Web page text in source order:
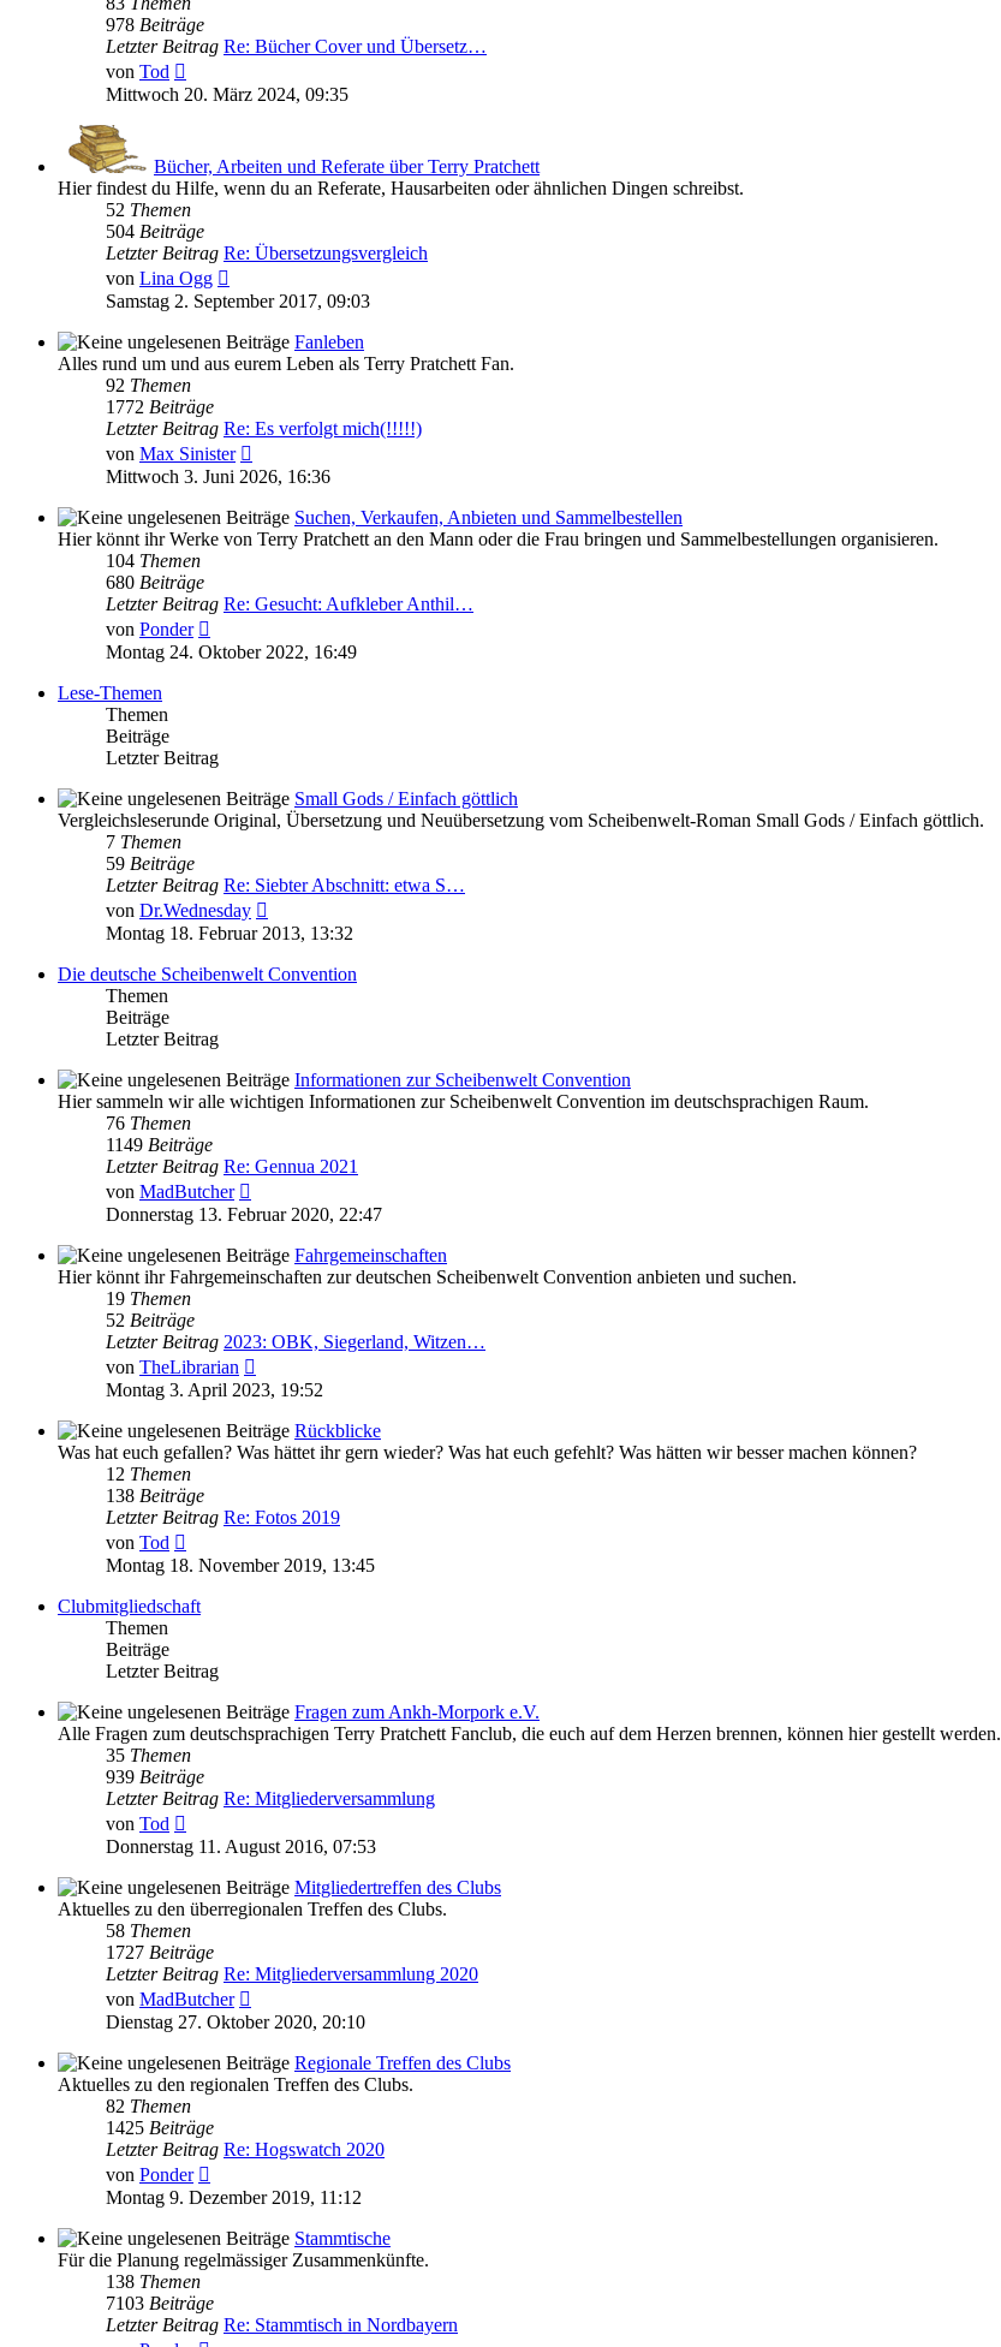
978 Beiträge
Letzter Beitrag Re: Bücher Cover und Übersetz…
von Tod
Beitrag
Mittwoch 20. März 2024, 09:35
Bücher, Arbeiten und Referate über Terry Pratchett
Hier findest du Hilfe, wenn du an Referate, Hausarbeiten oder ähnlichen Dingen schreibst.
52 Themen
504 Beiträge
Letzter Beitrag Re: Übersetzungsvergleich
von Lina Ogg
Beitrag
Samstag 2. September 2017, 09:03
Fanleben
Alles rund um und aus eurem Leben als Terry Pratchett Fan.
92 Themen
1772 Beiträge
Letzter Beitrag Re: Es verfolgt mich(!!!!!)
von Max Sinister
Beitrag
Mittwoch 3. Juni 2026, 16:36
Suchen, Verkaufen, Anbieten und Sammelbestellen
Hier könnt ihr Werke von Terry Pratchett an den Mann oder die Frau bringen und Sammelbestellungen organisieren.
104 Themen
680 Beiträge
Letzter Beitrag Re: Gesucht: Aufkleber Anthil…
von Ponder
Beitrag
Montag 24. Oktober 2022, 16:49
Lese-Themen
Themen
Beiträge
Letzter Beitrag
Small Gods / Einfach göttlich
Vergleichsleserunde Original, Übersetzung und Neuübersetzung vom Scheibenwelt-Roman Small Gods / Einfach göttlich.
7 Themen
59 Beiträge
Letzter Beitrag Re: Siebter Abschnitt: etwa S…
von Dr.Wednesday
Beitrag
Montag 18. Februar 2013, 13:32
Die deutsche Scheibenwelt Convention
Themen
Beiträge
Letzter Beitrag
Informationen zur Scheibenwelt Convention
Hier sammeln wir alle wichtigen Informationen zur Scheibenwelt Convention im deutschsprachigen Raum.
76 Themen
1149 Beiträge
Letzter Beitrag Re: Gennua 2021
von MadButcher
Beitrag
Donnerstag 13. Februar 2020, 22:47
Fahrgemeinschaften
Hier könnt ihr Fahrgemeinschaften zur deutschen Scheibenwelt Convention anbieten und suchen.
19 Themen
52 Beiträge
Letzter Beitrag 2023: OBK, Siegerland, Witzen…
von TheLibrarian
Beitrag
Montag 3. April 2023, 19:52
Rückblicke
Was hat euch gefallen? Was hättet ihr gern wieder? Was hat euch gefehlt? Was hätten wir besser machen können?
12 Themen
138 Beiträge
Letzter Beitrag Re: Fotos 2019
von Tod
Beitrag
Montag 18. November 2019, 13:45
Clubmitgliedschaft
Themen
Beiträge
Letzter Beitrag
Fragen zum Ankh-Morpork e.V.
Alle Fragen zum deutschsprachigen Terry Pratchett Fanclub, die euch auf dem Herzen brennen, können hier gestellt werden.
35 Themen
939 Beiträge
Letzter Beitrag Re: Mitgliederversammlung
von Tod
Beitrag
Donnerstag 11. August 2016, 07:53
Mitgliedertreffen des Clubs
Aktuelles zu den überregionalen Treffen des Clubs.
58 Themen
1727 Beiträge
Letzter Beitrag Re: Mitgliederversammlung 2020
von MadButcher
Beitrag
Dienstag 27. Oktober 2020, 20:10
Regionale Treffen des Clubs
Aktuelles zu den regionalen Treffen des Clubs.
82 Themen
1425 Beiträge
Letzter Beitrag Re: Hogswatch 2020
von Ponder
Beitrag
Montag 9. Dezember 2019, 11:12
Stammtische
Für die Planung regelmässiger Zusammenkünfte.
138 Themen
7103 Beiträge
Letzter Beitrag Re: Stammtisch in Nordbayern